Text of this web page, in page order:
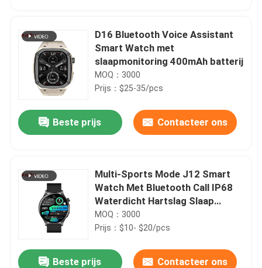
D16 Bluetooth Voice Assistant
Smart Watch met
slaapmonitoring 400mAh batterij
MOQ：3000
Prijs：$25-35/pcs
Beste prijs Contacteer ons
Multi-Sports Mode J12 Smart
Watch Met Bluetooth Call IP68
Waterdicht Hartslag Slaap
Monitoring 300 mAh Batterij
MOQ：3000
Prijs：$10- $20/pcs
Beste prijs Contacteer ons